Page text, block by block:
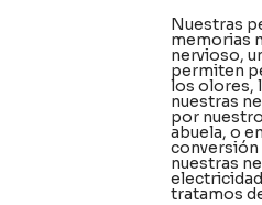
Nuestras
memorias
nervioso,
permiten
los olores,
nuestras
por
abuela, o
conversión
nuestras
tratamos